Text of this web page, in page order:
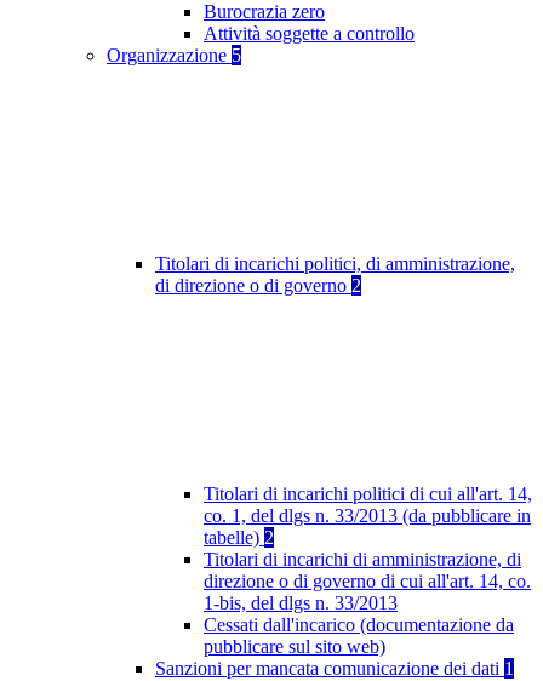
Burocrazia zero
Attività soggette a controllo
Organizzazione 5
Titolari di incarichi politici, di amministrazione,
di direzione o di governo 2
Titolari di incarichi politici di cui all'art. 14,
co. 1, del dlgs n. 33/2013 (da pubblicare in
tabelle) 2
Titolari di incarichi di amministrazione, di
direzione o di governo di cui all'art. 14, co.
1-bis, del dlgs n. 33/2013
Cessati dall'incarico (documentazione da
pubblicare sul sito web)
Sanzioni per mancata comunicazione dei dati 1